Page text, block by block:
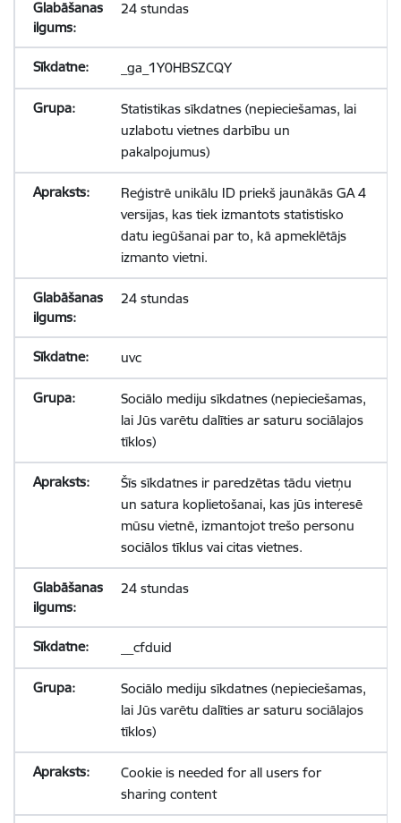
24 stundas
_ga_1Y0HBSZCQY
Statistikas sīkdatnes (nepieciešamas, lai
uzlabotu vietnes darbību un
pakalpojumus)
Reģistrē unikālu ID priekš jaunākās GA 4
versijas, kas tiek izmantots statistisko
datu iegūšanai par to, kā apmeklētājs
izmanto vietni.
24 stundas
uvc
Sociālo mediju sīkdatnes (nepieciešamas,
lai Jūs varētu dalīties ar saturu sociālajos
tīklos)
Šīs sīkdatnes ir paredzētas tādu vietņu
un satura koplietošanai, kas jūs interesē
mūsu vietnē, izmantojot trešo personu
sociālos tīklus vai citas vietnes.
24 stundas
__cfduid
Sociālo mediju sīkdatnes (nepieciešamas,
lai Jūs varētu dalīties ar saturu sociālajos
tīklos)
Cookie is needed for all users for
sharing content